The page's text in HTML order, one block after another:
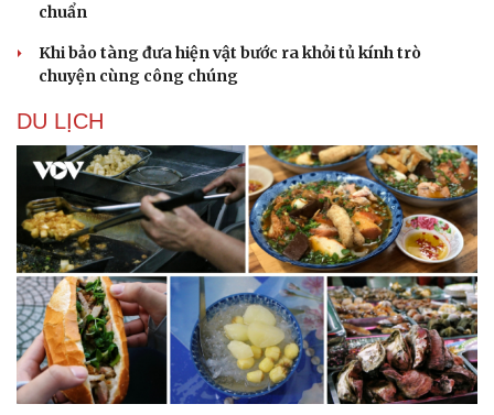
chuẩn
Khi bảo tàng đưa hiện vật bước ra khỏi tủ kính trò
chuyện cùng công chúng
DU LỊCH